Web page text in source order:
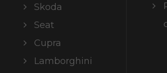
Skoda
Seat
Cupra
Lamborghini